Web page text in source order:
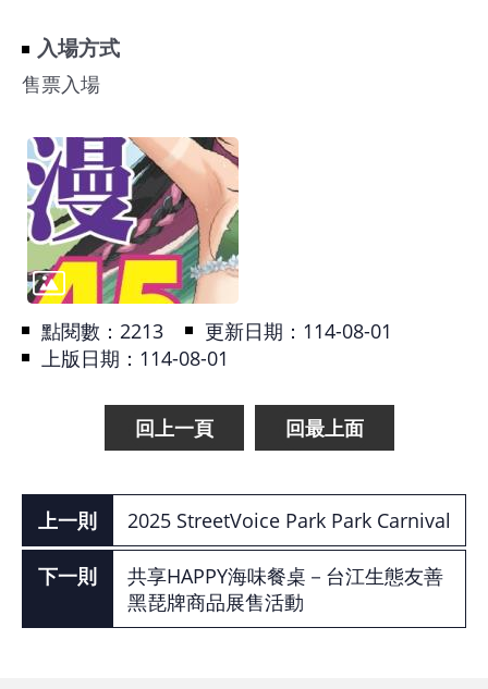
地
申
新
創
基
地
場
館
租
博
公
園
入場方式
售票入場
點閱數： 2213
更新日期：114-08-01
上版日期：114-08-01
回上一頁 回最上面
2025 StreetVoice Park Park Carnival
共享HAPPY海味餐桌－台江生態友善
黑琵牌商品展售活動